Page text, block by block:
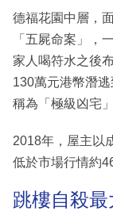
德福花園中層，
「五屍命案」，
家人喝符水之後
130萬元港幣潛
稱為「極級凶宅」
2018年，屋主以
低於市場行情約
跳樓自殺